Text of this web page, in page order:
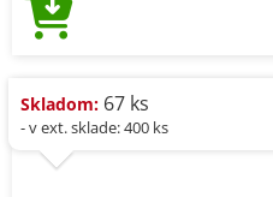
Skladom: 67 ks
- v ext. sklade: 400 ks